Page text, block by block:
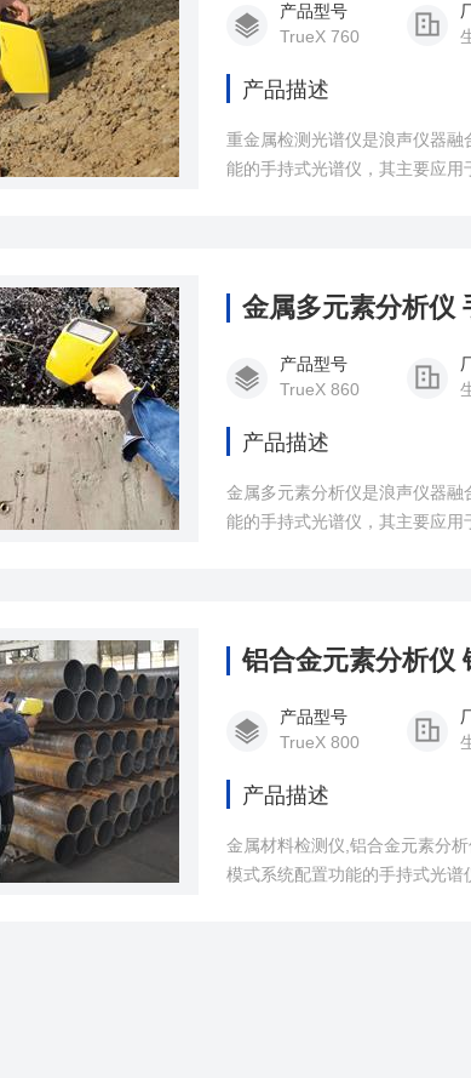
产品型号
TrueX 760
产品描述
重金属检测光谱仪是浪声仪器
能的手持式光谱仪，其主要应
金属多元素分析仪
产品型号
TrueX 860
产品描述
金属多元素分析仪是浪声仪器
能的手持式光谱仪，其主要应
铝合金元素分析仪
产品型号
TrueX 800
产品描述
金属材料检测仪,铝合金元素分
模式系统配置功能的手持式光谱